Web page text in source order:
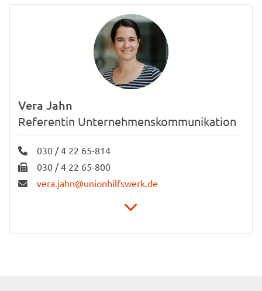
Vera Jahn
Referentin Unternehmenskommunikation
030 / 4 22 65-814
030 / 4 22 65-800
vera.jahn@unionhilfswerk.de
Stiftung Unionhilfswerk Berlin